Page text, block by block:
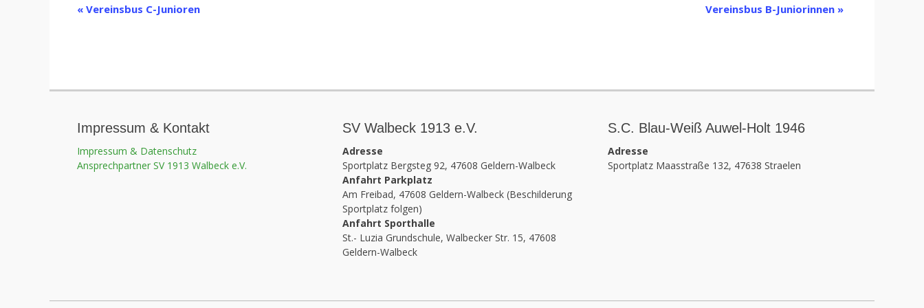
Veranstaltung-
« Vereinsbus C-Junioren Vereinsbus B-Juniorinnen »
Impressum & Kontakt
Impressum & Datenschutz
Ansprechpartner SV 1913 Walbeck e.V.
SV Walbeck 1913 e.V.
Adresse
Sportplatz Bergsteg 92, 47608 Geldern-Walbeck
Anfahrt Parkplatz
Am Freibad, 47608 Geldern-Walbeck (Beschilderung
Sportplatz folgen)
Anfahrt Sporthalle
St.- Luzia Grundschule, Walbecker Str. 15, 47608
Geldern-Walbeck
S.C. Blau-Weiß Auwel-Holt 1946
Adresse
Sportplatz Maasstraße 132, 47638 Straelen